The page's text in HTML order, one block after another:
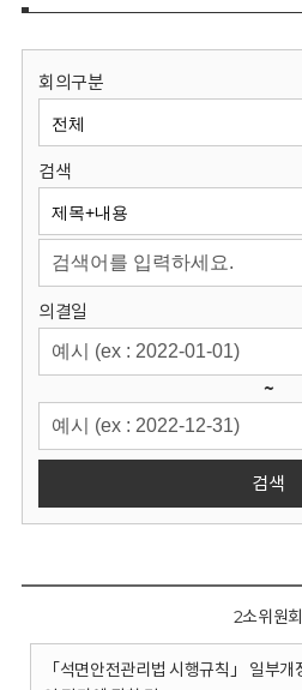
보
원
회
회의구분
검색
의결일
~
검색
2소위원회
「석면안전관리법 시행규칙」 일부